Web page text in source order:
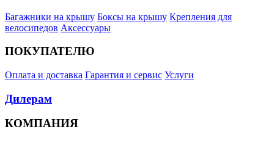
Багажники на крышу Боксы на крышу Крепления для
велосипедов Аксессуары
ПОКУПАТЕЛЮ
Оплата и доставка Гарантия и сервис Услуги
Дилерам
КОМПАНИЯ